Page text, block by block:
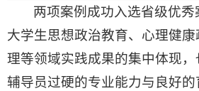
两项案例成功入选省级优
大学生思想政治教育、心理健
理等领域实践成果的集中体现
辅导员过硬的专业能力与良好的